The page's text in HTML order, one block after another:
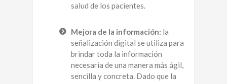
salud de los pacientes.
Mejora de la información: la
señalización digital se utiliza para
brindar toda la información
necesaria de una manera más ágil,
sencilla y concreta. Dado que la